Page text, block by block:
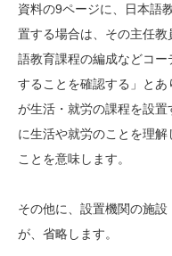
資料の9ページに、日本語
置する場合は、その主任
語教育課程の編成などコ
することを確認する」と
が生活・就労の課程を設
に生活や就労のことを理
ことを意味します。
その他に、設置機関の施
が、省略します。